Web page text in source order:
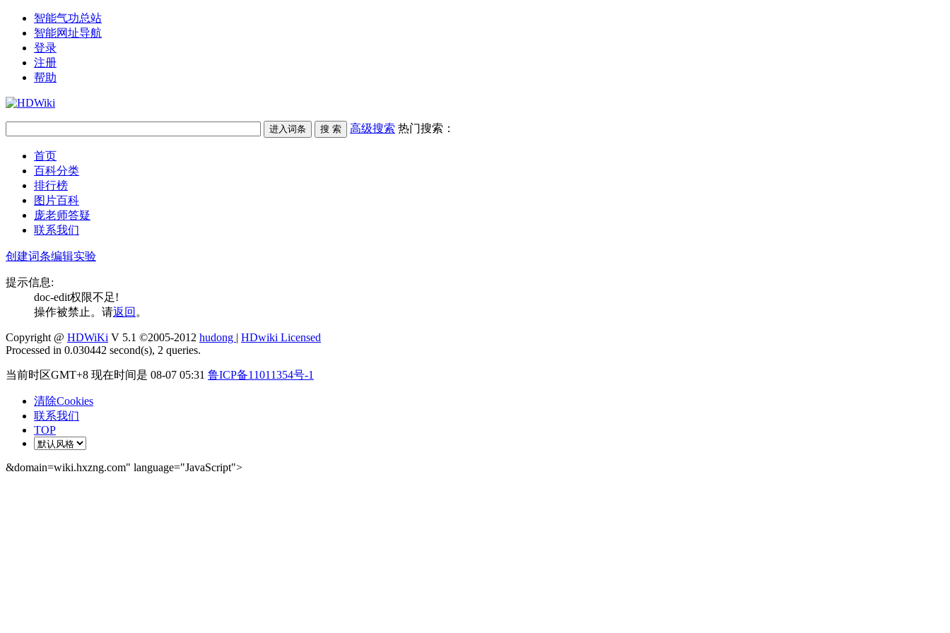
智能气功总站
智能网址导航
登录
注册
帮助
高级搜索 热门搜索：
首页
百科分类
排行榜
图片百科
庞老师答疑
联系我们
创建词条编辑实验
提示信息:
doc-edit权限不足!
操作被禁止。请返回 。
Copyright @ HDWiKi V 5.1 ©2005-2012 hudong | HDwiki Licensed
Processed in 0.030442 second(s), 2 queries.
当前时区GMT+8 现在时间是 08-07 05:31 鲁ICP备11011354号-1
清除Cookies
联系我们
TOP
&domain=wiki.hxzng.com" language="JavaScript">